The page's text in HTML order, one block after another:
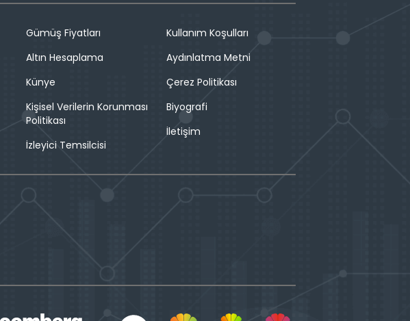
Gümüş Fiyatları
Altın Hesaplama
Künye
Kişisel Verilerin Korunması
Politikası
İzleyici Temsilcisi
Kullanım Koşulları
Aydınlatma Metni
Çerez Politikası
Biyografi
İletişim